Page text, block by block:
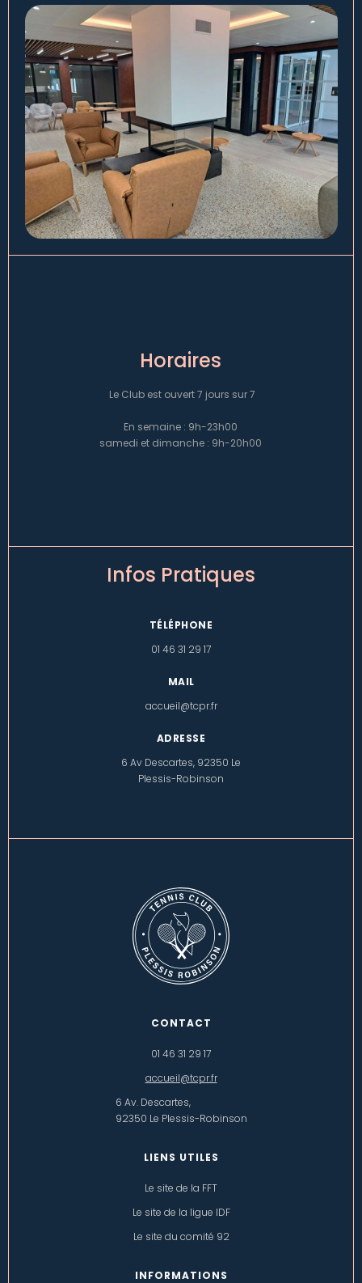
Horaires
Le Club est ouvert 7 jours sur 7
En semaine : 9h-23h00
samedi et dimanche : 9h-20h00
Infos Pratiques
TÉLÉPHONE
01 46 31 29 17
MAIL
accueil@tcpr.fr
ADRESSE
6 Av Descartes, 92350 Le
Plessis-Robinson
CONTACT
01 46 31 29 17
accueil@tcpr.fr
6 Av. Descartes,
92350 Le Plessis-Robinson
LIENS UTILES
Le site de la FFT
Le site de la ligue IDF
Le site du comité 92
INFORMATIONS